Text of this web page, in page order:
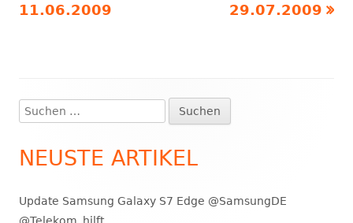
11.06.2009
29.07.2009
Haupt-
Seitenleiste
Suchen
nach:
NEUSTE ARTIKEL
Update Samsung Galaxy S7 Edge @SamsungDE